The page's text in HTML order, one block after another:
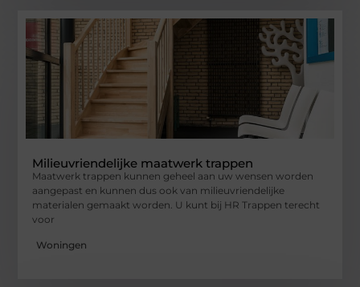
Milieuvriendelijke maatwerk trappen
Maatwerk trappen kunnen geheel aan uw wensen worden
aangepast en kunnen dus ook van milieuvriendelijke
materialen gemaakt worden. U kunt bij HR Trappen terecht
voor
Woningen